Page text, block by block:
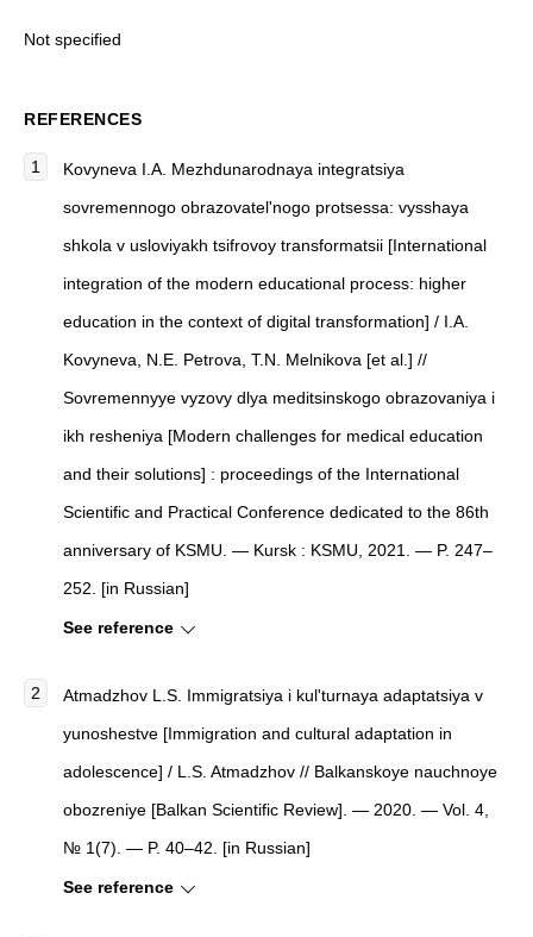
Not specified
REFERENCES
Kovynеva I.A. Mezhdunarodnaya integratsiya
sovremennogo obrazovatel'nogo protsessa: vysshaya
shkola v usloviyakh tsifrovoy transformatsii [International
integration of the modern educational process: higher
education in the context of digital transformation] / I.A.
Kovyneva, N.E. Petrova, T.N. Melnikova [et al.] //
Sovremennyye vyzovy dlya meditsinskogo obrazovaniya i
ikh resheniya [Modern challenges for medical education
and their solutions] : proceedings of the International
Scientific and Practical Conference dedicated to the 86th
anniversary of KSMU. — Kursk : KSMU, 2021. — P. 247–
252. [in Russian]
See reference
Atmadzhov L.S. Immigratsiya i kul'turnaya adaptatsiya v
yunoshestve [Immigration and cultural adaptation in
adolescence] / L.S. Atmadzhov // Balkanskoye nauchnoye
obozreniye [Balkan Scientific Review]. — 2020. — Vol. 4,
№ 1(7). — P. 40–42. [in Russian]
See reference